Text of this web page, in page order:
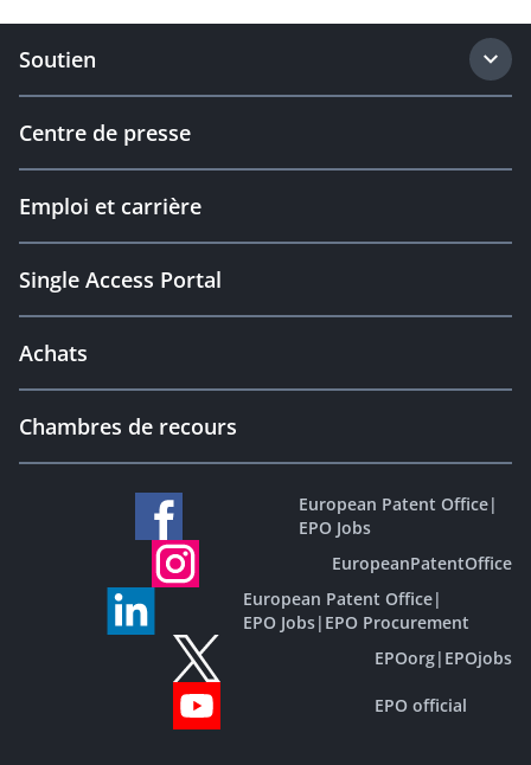
Soutien
Centre de presse
Emploi et carrière
Single Access Portal
Achats
Chambres de recours
European Patent Office|
EPO Jobs
EuropeanPatentOffice
European Patent Office|
EPO Jobs| EPO Procurement
EPOorg| EPOjobs
EPO official